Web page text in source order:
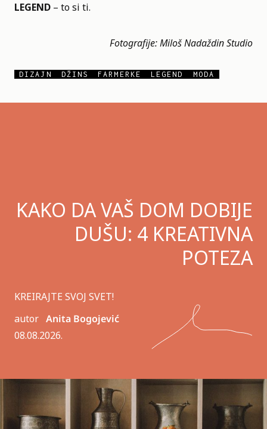
LEGEND – to si ti.
Fotografije: Miloš Nadaždin Studio
DIZAJN DŽINS FARMERKE LEGEND MODA
KAKO DA VAŠ DOM DOBIJE
DUŠU: 4 KREATIVNA
POTEZA
KREIRAJTE SVOJ SVET!
autor Anita Bogojević
08.08.2026.